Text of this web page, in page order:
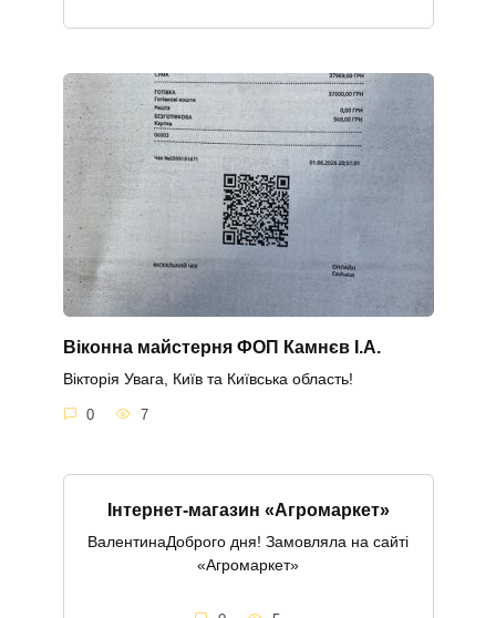
Віконна майстерня ФОП Камнєв І.А.
Вікторія Увага, Київ та Київська область!
0 7
Інтернет-магазин «Агромаркет»
ВалентинаДоброго дня! Замовляла на сайті
«Агромаркет»